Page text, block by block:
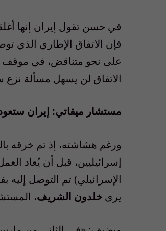
في حسن تقول إيران إنها
فإن الاتفاق الإطاري الذي
على نحو متناقض، في موقف
الاتفاق لن يسهل مسألة نزع
مستشار ميقاتي: إيران
ورغم هشاشته، إذ تم خرقه
إسرائيليين، قبل أن يُعاد
الإسرائيلي) تم التوصل إليه
يرى خلدون الشريف،